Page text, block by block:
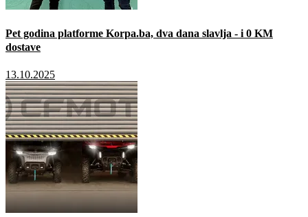
Pet godina platforme Korpa.ba, dva dana slavlja - i 0 KM
dostave
13.10.2025